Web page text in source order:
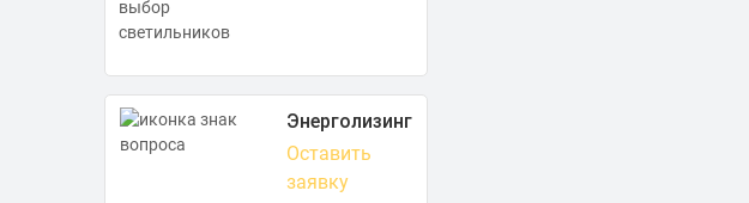
Энерголизинг
Оставить
заявку